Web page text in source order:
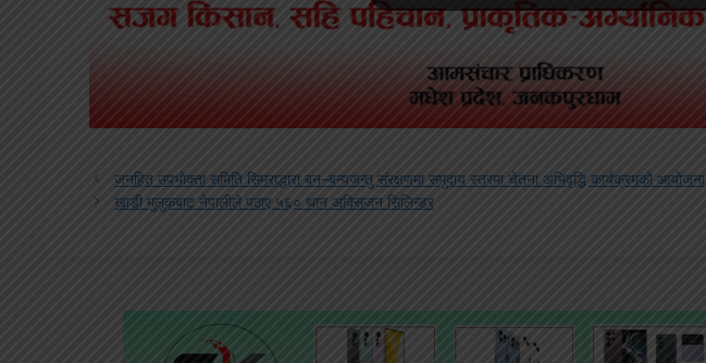
जनहित उपभोक्ता समिति सिमराद्धारा बन–बन्यजन्तु संरक्षणमा समुदाय स्तरमा चेतना अभिवृद्धि कार्यक्रमको आयोजना
खाडी मुलुकबाट नेपालीले पठाए ५६० थान अक्सिजन सिलिन्डर